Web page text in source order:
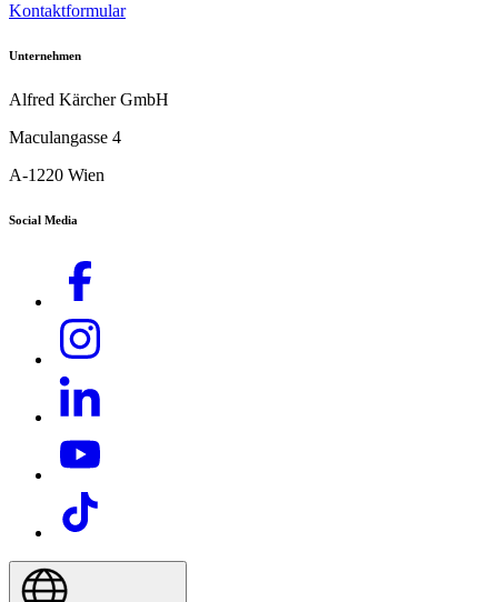
Download PDF
Kontaktformular
Unternehmen
Alfred Kärcher GmbH
Maculangasse 4
A-1220 Wien
Social Media